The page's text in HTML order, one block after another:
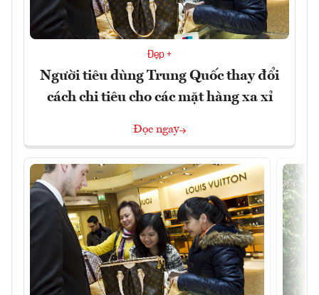
Đẹp +
Người tiêu dùng Trung Quốc thay đổi
cách chi tiêu cho các mặt hàng xa xỉ
Đọc ngay